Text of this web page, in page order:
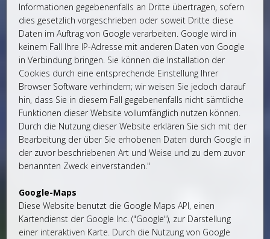
Informationen gegebenenfalls an Dritte übertragen, sofern
dies gesetzlich vorgeschrieben oder soweit Dritte diese
Daten im Auftrag von Google verarbeiten. Google wird in
keinem Fall Ihre IP-Adresse mit anderen Daten von Google
in Verbindung bringen. Sie können die Installation der
Cookies durch eine entsprechende Einstellung Ihrer
Browser Software verhindern; wir weisen Sie jedoch darauf
hin, dass Sie in diesem Fall gegebenenfalls nicht sämtliche
Funktionen dieser Website vollumfänglich nutzen können.
Durch die Nutzung dieser Website erklären Sie sich mit der
Bearbeitung der über Sie erhobenen Daten durch Google in
der zuvor beschriebenen Art und Weise und zu dem zuvor
benannten Zweck einverstanden."
Google-Maps
Diese Website benutzt die Google Maps API, einen
Kartendienst der Google Inc. ("Google"), zur Darstellung
einer interaktiven Karte. Durch die Nutzung von Google